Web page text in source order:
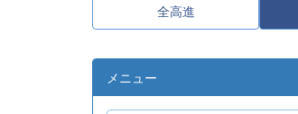
全高進
メニュー